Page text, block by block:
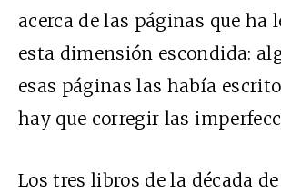
acerca de las páginas que ha
esta dimensión escondida:
esas páginas las había
hay que corregir las
Los tres libros de la década de